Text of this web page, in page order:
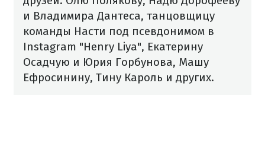
и Владимира Дантеса, танцовщицу
команды Насти под псевдонимом в
Instagram "Henry Liya", Екатерину
Осадчую и Юрия Горбунова, Машу
Ефросинину, Тину Кароль и других.